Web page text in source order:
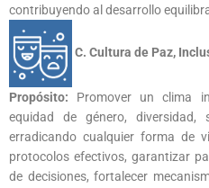
contribuyendo al desarrollo
C. Cultura de Paz,
Propósito: Promover un clima
equidad de género, diversidad,
erradicando cualquier forma de
protocolos efectivos, garantizar
de decisiones, fortalecer